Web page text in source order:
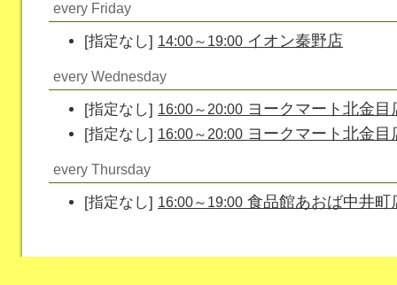
every Friday
[指定なし] 14:00～19:00 イオン秦野店
every Wednesday
[指定なし] 16:00～20:00 ヨークマート北金目
[指定なし] 16:00～20:00 ヨークマート北金目
every Thursday
[指定なし] 16:00～19:00 食品館あおば中井町